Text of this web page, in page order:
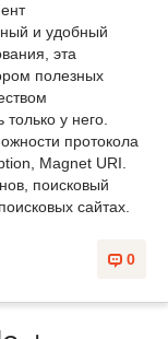
и удобный
эта
полезных
у него.
протокола
Magnet URI.
поисковый
сайтах.
0